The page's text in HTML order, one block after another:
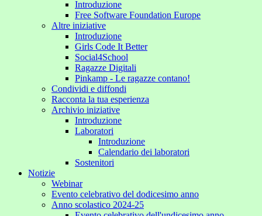
Introduzione
Free Software Foundation Europe
Altre iniziative
Introduzione
Girls Code It Better
Social4School
Ragazze Digitali
Pinkamp - Le ragazze contano!
Condividi e diffondi
Racconta la tua esperienza
Archivio iniziative
Introduzione
Laboratori
Introduzione
Calendario dei laboratori
Sostenitori
Notizie
Webinar
Evento celebrativo del dodicesimo anno
Anno scolastico 2024-25